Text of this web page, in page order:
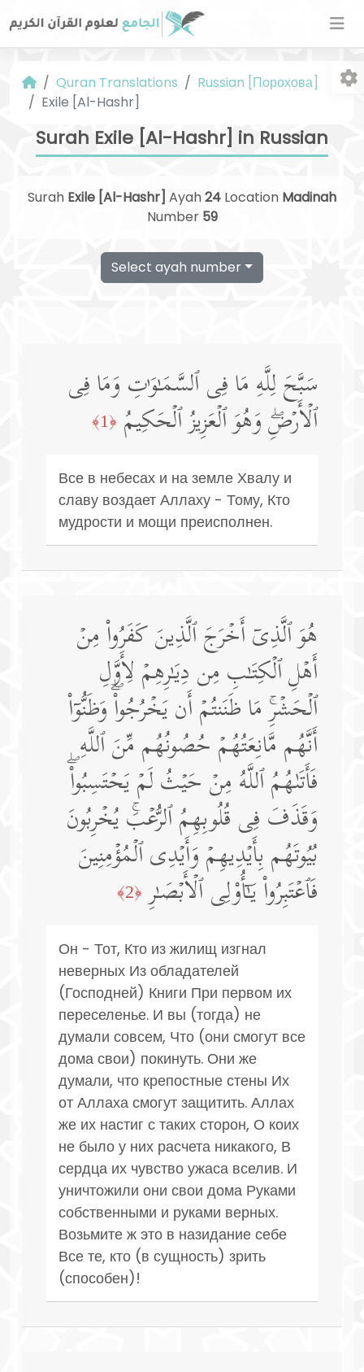
Quran Translations
Russian [Порохова]
Exile [Al-Hashr]
Surah Exile [Al-Hashr] in Russian
Surah Exile [Al-Hashr] Ayah24 Location Madinah
Number 59
Select ayah number
سَبَّحَ لِلَّهِ مَا فِی ٱلسَّمَـٰوَ ٰ⁠تِ وَمَا فِی
ٱلۡأَرۡضِۖ وَهُوَ ٱلۡعَزِیزُ ٱلۡحَكِیمُ ﴿1﴾
Все в небесах и на земле Хвалу и
славу воздает Аллаху - Тому, Кто
мудрости и мощи преисполнен.
هُوَ ٱلَّذِیۤ أَخۡرَجَ ٱلَّذِینَ كَفَرُوا۟ مِنۡ
أَهۡلِ ٱلۡكِتَـٰبِ مِن دِیَـٰرِهِمۡ لِأَوَّلِ
ٱلۡحَشۡرِۚ مَا ظَنَنتُمۡ أَن یَخۡرُجُوا۟ۖ وَظَنُّوۤا۟
أَنَّهُم مَّانِعَتُهُمۡ حُصُونُهُم مِّنَ ٱللَّهِ
فَأَتَىٰهُمُ ٱللَّهُ مِنۡ حَیۡثُ لَمۡ یَحۡتَسِبُوا۟ۖ
وَقَذَفَ فِی قُلُوبِهِمُ ٱلرُّعۡبَۚ یُخۡرِبُونَ
بُیُوتَهُم بِأَیۡدِیهِمۡ وَأَیۡدِی ٱلۡمُؤۡمِنِینَ
فَٱعۡتَبِرُوا۟ یَـٰۤأُو۟لِی ٱلۡأَبۡصَـٰرِ ﴿2﴾
Он - Тот, Кто из жилищ изгнал
неверных Из обладателей
(Господней) Книги При первом их
переселенье. И вы (тогда) не
думали совсем, Что (они смогут все
дома свои) покинуть. Они же
думали, что крепостные стены Их
от Аллаха смогут защитить. Аллах
же их настиг с таких сторон, О коих
не было у них расчета никакого, В
сердца их чувство ужаса вселив. И
уничтожили они свои дома Руками
собственными и руками верных.
Возьмите ж это в назидание себе
Все те, кто (в сущность) зрить
(способен)!